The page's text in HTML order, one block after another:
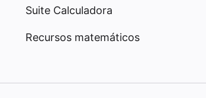
Suite Calculadora
Recursos matemáticos